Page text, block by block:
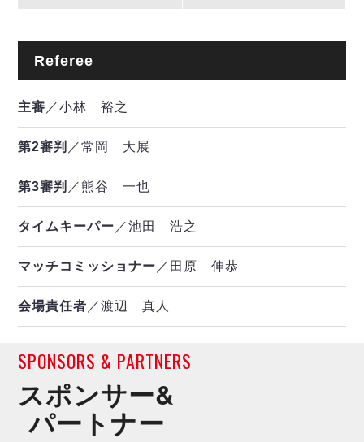
Referee
主審 ／小林 裕之
第2審判 ／常岡 大展
第3審判 ／熊谷 一也
タイムキーパー ／池田 浩之
マッチコミッショナー ／田原 伸恭
会場責任者 ／渡辺 真人
SPONSORS & PARTNERS
スポンサー&
パートナー